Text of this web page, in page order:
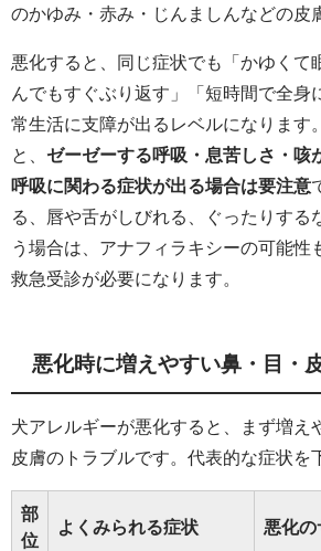
のかゆみ・赤み・じんましんなどの皮
悪化すると、同じ症状でも「かゆくて
んでもすぐぶり返す」「短時間で全身
常生活に支障が出るレベルになります
と、 ゼーゼーする呼吸・息苦しさ・咳
呼吸に関わる症状が出る場合は要注意
る、唇や舌がしびれる、ぐったりする
う場合は、アナフィラキシーの可能性
救急受診が必要になります。
悪化時に増えやすい鼻・目・
犬アレルギーが悪化すると、まず増え
皮膚のトラブルです。代表的な症状を
部
位
よくみられる症状 悪化の